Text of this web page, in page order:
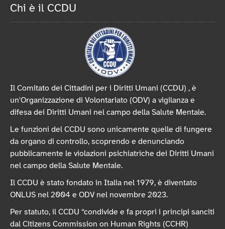
Chi è il CCDU
Il Comitato dei Cittadini per i Diritti Umani (CCDU) , è
un'Organizzazione di Volontariato (ODV) a vigilanza e
difesa dei Diritti Umani nel campo della Salute Mentale.
Le funzioni del CCDU sono unicamente quelle di fungere
da organo di controllo, scoprendo e denunciando
pubblicamente le violazioni psichiatriche dei Diritti Umani
nel campo della Salute Mentale.
Il CCDU è stato fondato in Italia nel 1979, è diventato
ONLUS nel 2004 e ODV nel novembre 2023.
Per statuto, il CCDU “condivide e fa propri i principi sanciti
dal Citizens Commission on Human Rights (CCHR)